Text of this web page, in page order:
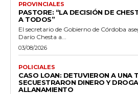
PROVINCIALES
PASTORE: “LA DECISIÓN DE
A TODOS”
El secretario de Gobierno de Córdoba
Darío Chesta a...
03/08/2026
POLICIALES
CASO LOAN: DETUVIERON A UNA
SECUESTRARON DINERO Y
ALLANAMIENTO